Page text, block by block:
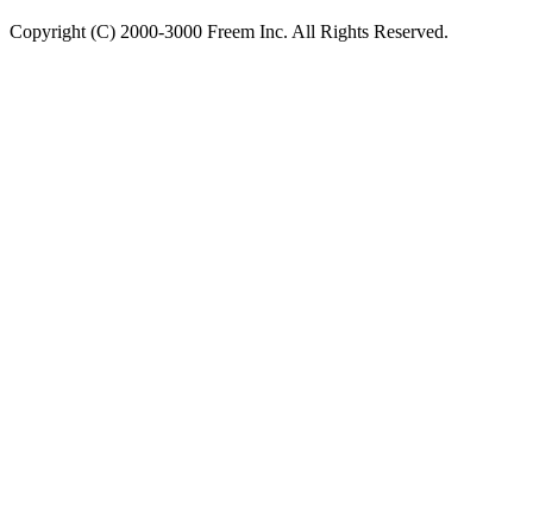
Copyright (C) 2000-3000 Freem Inc. All Rights Reserved.